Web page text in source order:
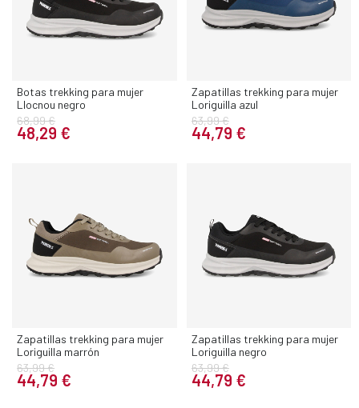
Botas trekking para mujer
Llocnou negro
68,99 €
48,29 €
Zapatillas trekking para mujer
Loriguilla azul
63,99 €
44,79 €
Zapatillas trekking para mujer
Loriguilla marrón
63,99 €
44,79 €
Zapatillas trekking para mujer
Loriguilla negro
63,99 €
44,79 €